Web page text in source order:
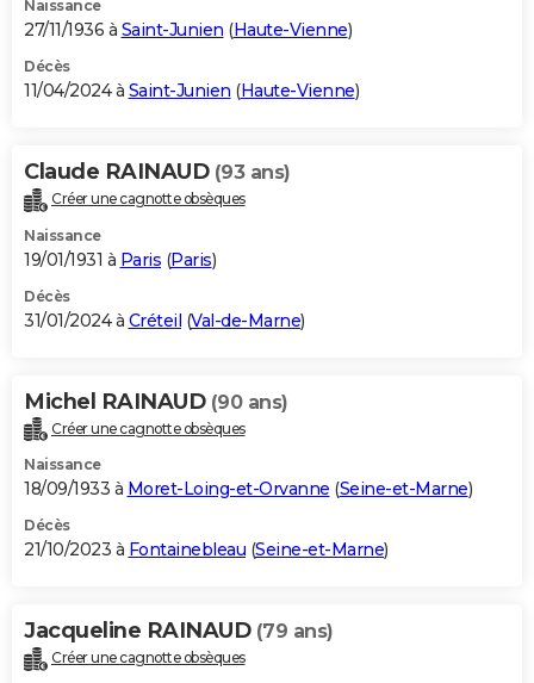
Naissance
27/11/1936 à Saint-Junien (Haute-Vienne)
Décès
11/04/2024 à Saint-Junien (Haute-Vienne)
Claude RAINAUD (93 ans)
Créer une cagnotte obsèques
Naissance
19/01/1931 à Paris (Paris)
Décès
31/01/2024 à Créteil (Val-de-Marne)
Michel RAINAUD (90 ans)
Créer une cagnotte obsèques
Naissance
18/09/1933 à Moret-Loing-et-Orvanne (Seine-et-Marne)
Décès
21/10/2023 à Fontainebleau (Seine-et-Marne)
Jacqueline RAINAUD (79 ans)
Créer une cagnotte obsèques